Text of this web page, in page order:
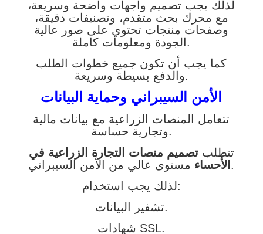
لذلك يجب تصميم واجهات واضحة وسريعة،
مع محرك بحث متقدم، وتصنيفات دقيقة،
وصفحات منتجات تحتوي على صور عالية
الجودة ومعلومات كاملة.
كما يجب أن تكون جميع خطوات الطلب
والدفع بسيطة وسريعة.
الأمن السيبراني وحماية البيانات
تتعامل المنصات الزراعية مع بيانات مالية
وتجارية حساسة.
تتطلبتصميم منصات التجارة الزراعية في
الأحساء مستوى عالي من الأمن السيبراني.
لذلك يجب استخدام:
تشفير البيانات.
شهادات SSL.